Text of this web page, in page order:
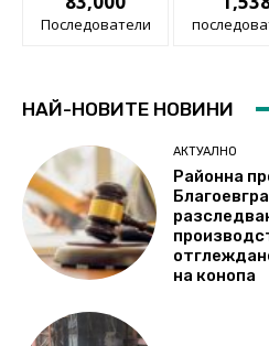
Последователи
НАЙ-НОВИТЕ НОВИНИ
АКТУАЛНО
Районна
на конопа